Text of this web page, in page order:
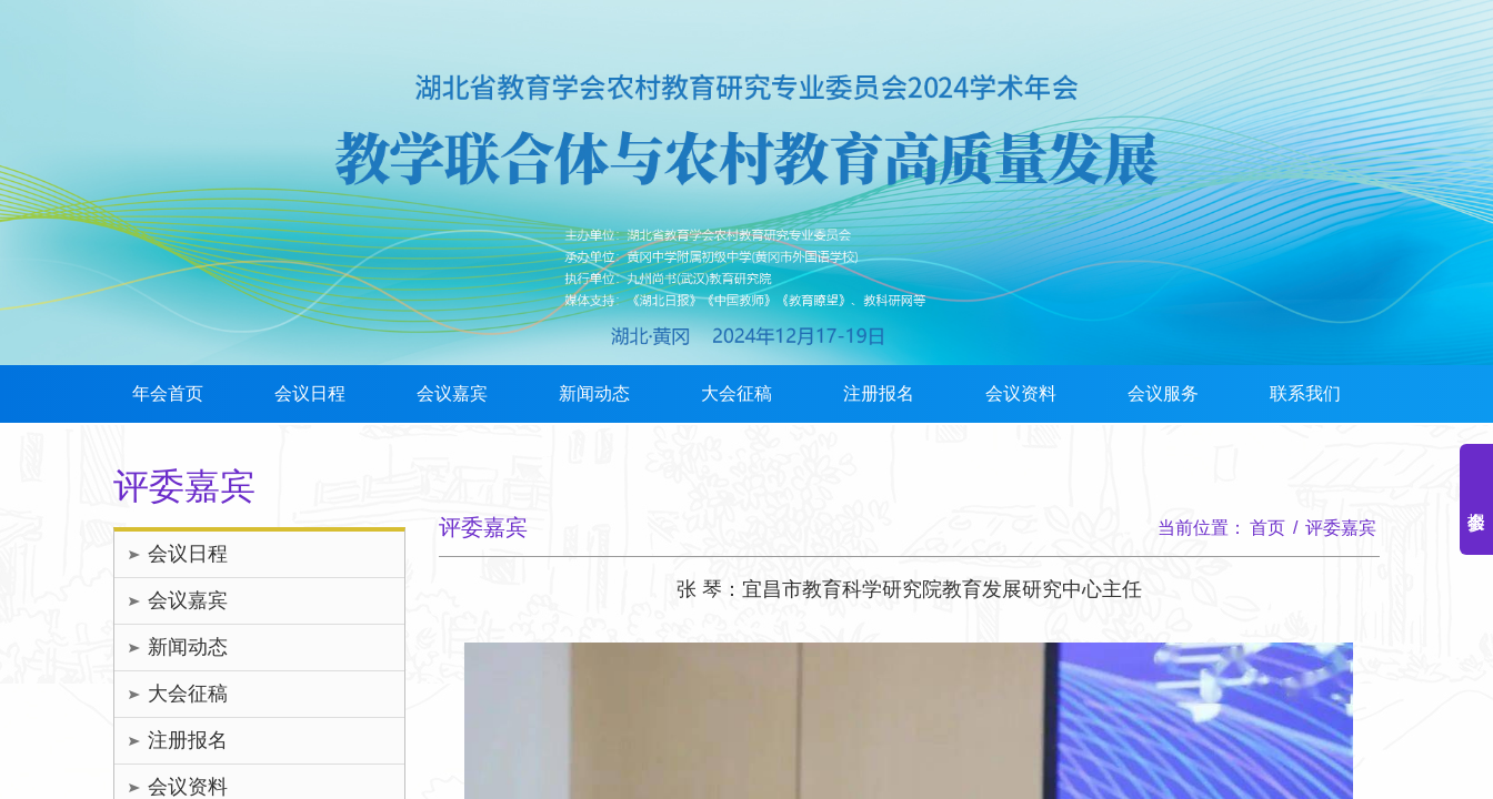
年会首页 会议日程 会议嘉宾 新闻动态 大会征稿 注册报名 会议资料 会议服务 联系我们
评委嘉宾
会议日程
会议嘉宾
新闻动态
大会征稿
注册报名
会议资料
评委嘉宾 当前位置： 首页 / 评委嘉宾
张 琴：宜昌市教育科学研究院教育发展研究中心主任